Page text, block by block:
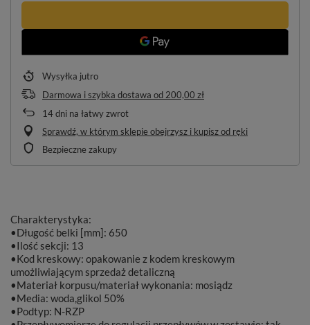
Wysyłka jutro
Darmowa i szybka dostawa od 200,00 zł
14dni na łatwy zwrot
Sprawdź, w którym sklepie obejrzysz i kupisz od ręki
Bezpieczne zakupy
Charakterystyka:
•Długość belki [mm]: 650
•Ilość sekcji: 13
•Kod kreskowy: opakowanie z kodem kreskowym
umożliwiającym sprzedaż detaliczną
•Materiał korpusu/materiał wykonania: mosiądz
•Media: woda,glikol 50%
•Podtyp: N-RZP